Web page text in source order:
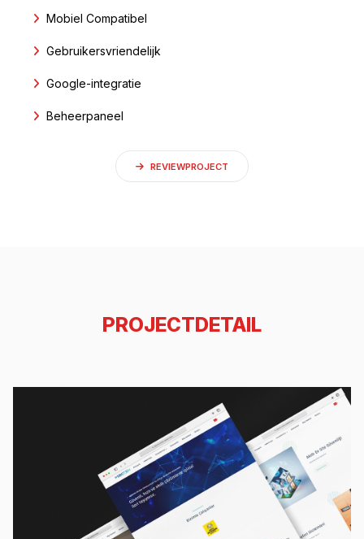
Mobiel Compatibel
Gebruikersvriendelijk
Google-integratie
Beheerpaneel
REVIEWPROJECT
PROJECTDETAIL